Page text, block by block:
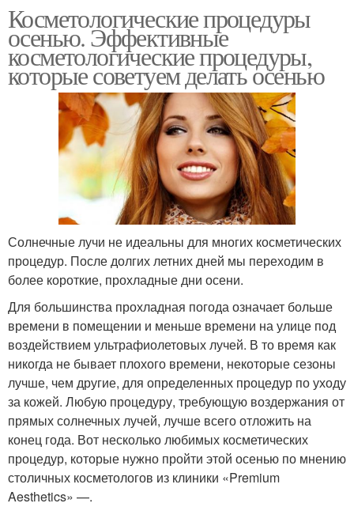
Косметологические процедуры
осенью. Эффективные
косметологические процедуры,
которые советуем делать осенью
Солнечные лучи не идеальны для многих косметических
процедур. После долгих летних дней мы переходим в
более короткие, прохладные дни осени.
Для большинства прохладная погода означает больше
времени в помещении и меньше времени на улице под
воздействием ультрафиолетовых лучей. В то время как
никогда не бывает плохого времени, некоторые сезоны
лучше, чем другие, для определенных процедур по уходу
за кожей. Любую процедуру, требующую воздержания от
прямых солнечных лучей, лучше всего отложить на
конец года. Вот несколько любимых косметических
процедур, которые нужно пройти этой осенью по мнению
столичных косметологов из клиники «Premium
Aesthetics» —.